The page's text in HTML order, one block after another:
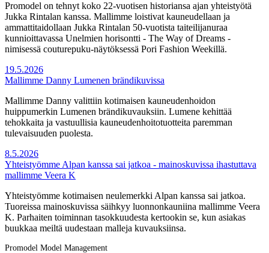
Promodel on tehnyt koko 22-vuotisen historiansa ajan yhteistyötä
Jukka Rintalan kanssa. Mallimme loistivat kauneudellaan ja
ammattitaidollaan Jukka Rintalan 50-vuotista taiteilijanuraa
kunnioittavassa Unelmien horisontti - The Way of Dreams -
nimisessä couturepuku-näytöksessä Pori Fashion Weekillä.
19.5.2026
Mallimme Danny Lumenen brändikuvissa
Mallimme Danny valittiin kotimaisen kauneudenhoidon
huippumerkin Lumenen brändikuvauksiin. Lumene kehittää
tehokkaita ja vastuullisia kauneudenhoitotuotteita paremman
tulevaisuuden puolesta.
8.5.2026
Yhteistyömme Alpan kanssa sai jatkoa - mainoskuvissa ihastuttava
mallimme Veera K
Yhteistyömme kotimaisen neulemerkki Alpan kanssa sai jatkoa.
Tuoreissa mainoskuvissa säihkyy luonnonkauniina mallimme Veera
K. Parhaiten toiminnan tasokkuudesta kertookin se, kun asiakas
buukkaa meiltä uudestaan malleja kuvauksiinsa.
Promodel Model Management